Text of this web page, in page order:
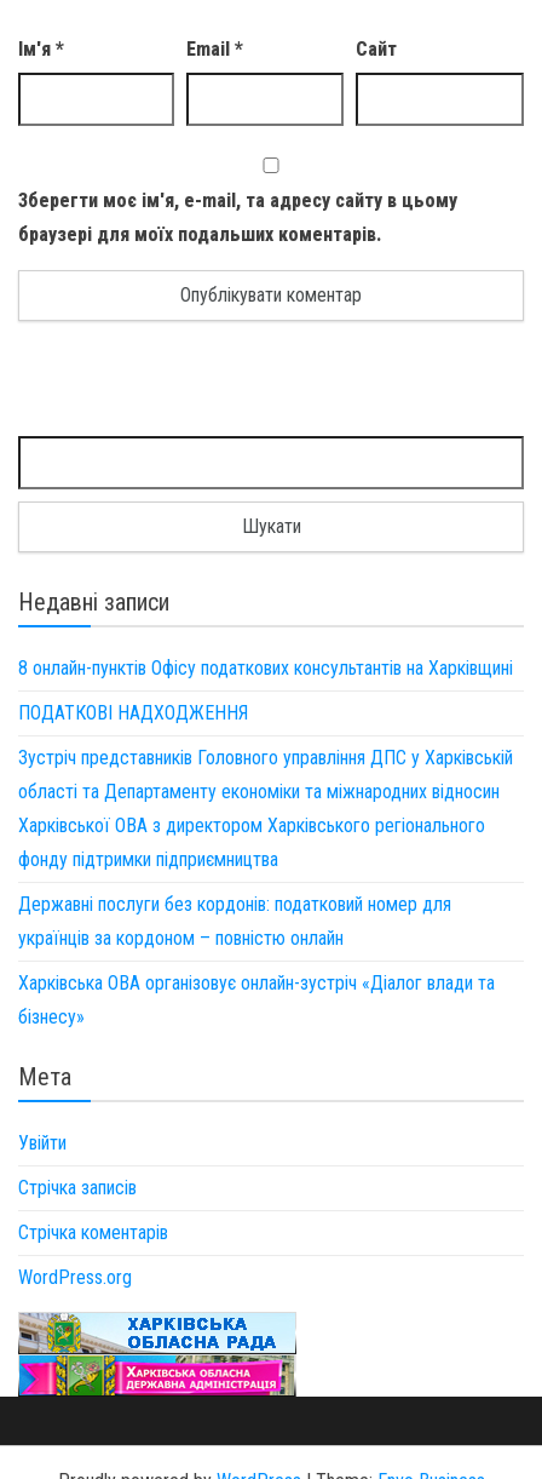
Ім'я * Email* Сайт
Зберегти моє ім'я, e-mail, та адресу сайту в цьому
браузері для моїх подальших коментарів.
Недавні записи
8 онлайн-пунктів Офісу податкових консультантів на Харківщині
ПОДАТКОВІ НАДХОДЖЕННЯ
Зустріч представників Головного управління ДПС у Харківській
області та Департаменту економіки та міжнародних відносин
Харківської ОВА з директором Харківського регіонального
фонду підтримки підприємництва
Державні послуги без кордонів: податковий номер для
українців за кордоном – повністю онлайн
Харківська ОВА організовує онлайн-зустріч «Діалог влади та
бізнесу»
Мета
Увійти
Стрічка записів
Стрічка коментарів
WordPress.org